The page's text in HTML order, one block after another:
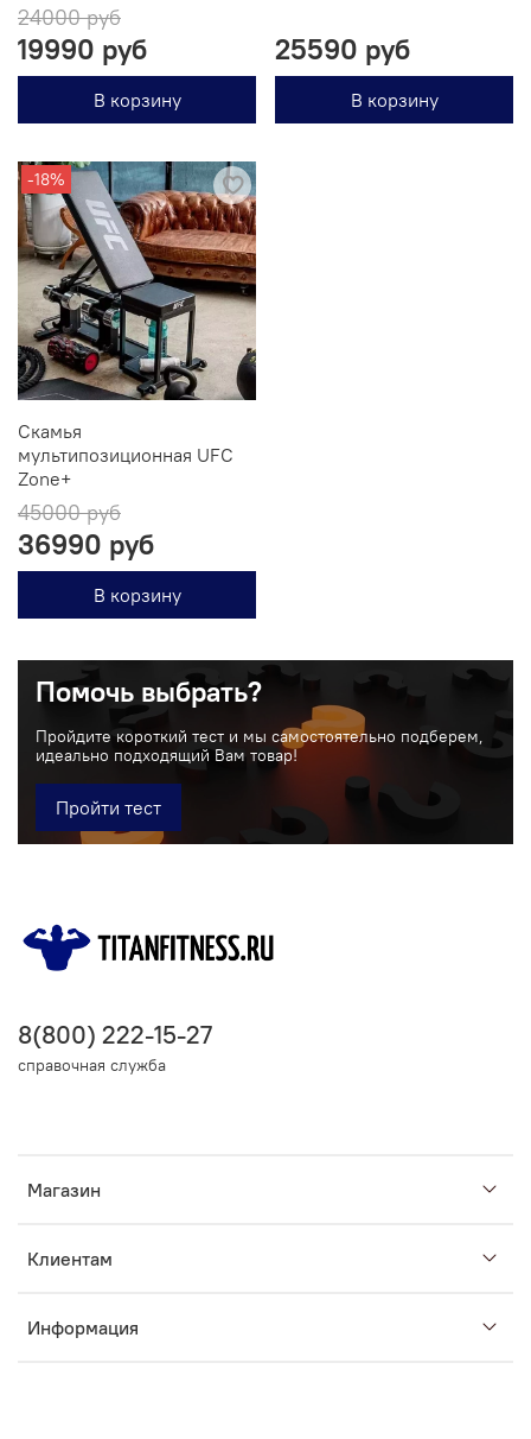
24000 руб
19990 руб
В корзину
25590 руб
В корзину
-18%
Скамья
мультипозиционная UFC
Zone+
45000 руб
36990 руб
В корзину
Помочь выбрать?
Пройдите короткий тест и мы самостоятельно подберем,
идеально подходящий Вам товар!
Пройти тест
Магазин
Клиентам
Информация
8(800) 222-15-27
справочная служба